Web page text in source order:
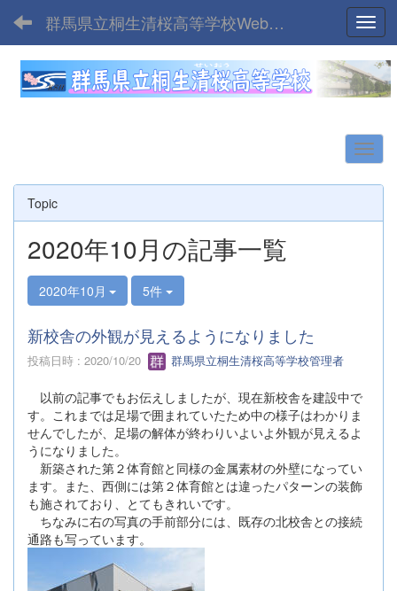
群馬県立桐生清桜高等学校Webサイト
Topic
2020年10月の記事一覧
2020年10月 5件
新校舎の外観が見えるようになりました
投稿日時 : 2020/10/20 群馬県立桐生清桜高等学校管理者
以前の記事でもお伝えしましたが、現在新校舎を建設中で
す。これまでは足場で囲まれていたため中の様子はわかりま
せんでしたが、足場の解体が終わりいよいよ外観が見えるよ
うになりました。
新築された第２体育館と同様の金属素材の外壁になってい
ます。また、西側には第２体育館とは違ったパターンの装飾
も施されており、とてもきれいです。
ちなみに右の写真の手前部分には、既存の北校舎との接続
通路も写っています。